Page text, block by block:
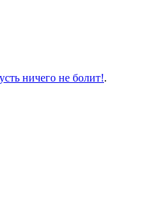
ничего не болит!.